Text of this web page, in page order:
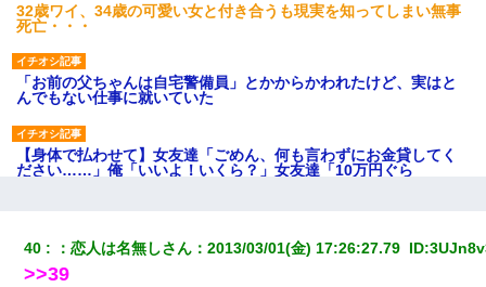
32歳ワイ、34歳の可愛い女と付き合うも現実を知ってしまい無事
死亡・・・
「お前の父ちゃんは自宅警備員」とかからかわれたけど、実はと
んでもない仕事に就いていた
【身体で払わせて】女友達「ごめん、何も言わずにお金貸してく
ださい……」俺「いいよ！いくら？」女友達「10万円ぐら
【悲報】姉と入浴中に大きくなってしまった結果ｗｗｗｗｗｗｗ
ｗ
40 ：恋人は名無しさん ：2013/03/01(金) 17:26:27.79 ID:
>>39